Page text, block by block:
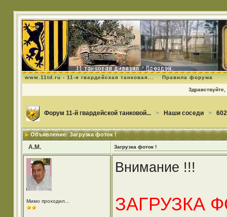
www.11td.ru - 11-я гвардейская танковая... Правила форума
Здравствуйте,
Форум 11-й гвардейской танковой... > Наши соседи >
Объявление: Загрузка фоток !
А.М. Загрузка фоток !
Мимо проходил...
Внимание !!!
ЗАГРУЗКА